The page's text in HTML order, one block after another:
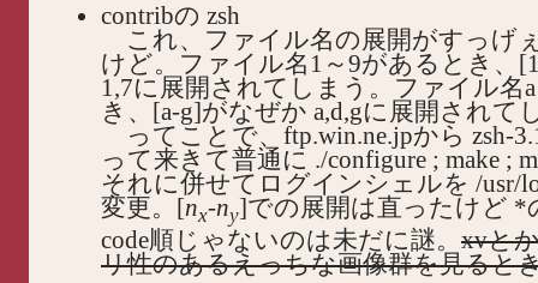
contribの zsh
これ、ファイル名の展開がすっげ
けど。ファイル名1～9があるとき、
1,7に展開されてしまう。ファイル名
き、[a-g]がなぜか a,d,gに展開されて
ってことで、ftp.win.ne.jpから zsh-
って来きて普通に ./configure ; make ;
それに併せてログインシェルを /usr/
変更。[nx-ny]での展開は直ったけど *
code順じゃないのは未だに謎。 xvと
リ性のあるえっちな画像群を見ると